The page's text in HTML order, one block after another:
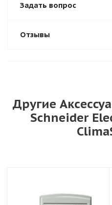
Задать вопрос
Отзывы
Другие
Schneider